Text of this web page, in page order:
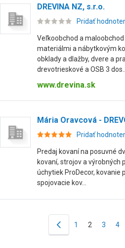
DREVINA NZ, s.r.o.
Pridať
Veľkoobchod a
materiálmi a nábytkovým
obklady a dlažby, dvere a
drevotrieskové a OSB 3 dos...
www.drevina.sk
Mária Oravcová -
Pridať
Predaj kovaní na posuvné
kovaní, strojov a výrobných
úchytiek ProDecor, kovanie
spojovacie kov...
1 2 3 4